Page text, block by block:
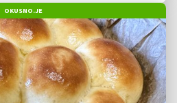
OKUSNO.JE